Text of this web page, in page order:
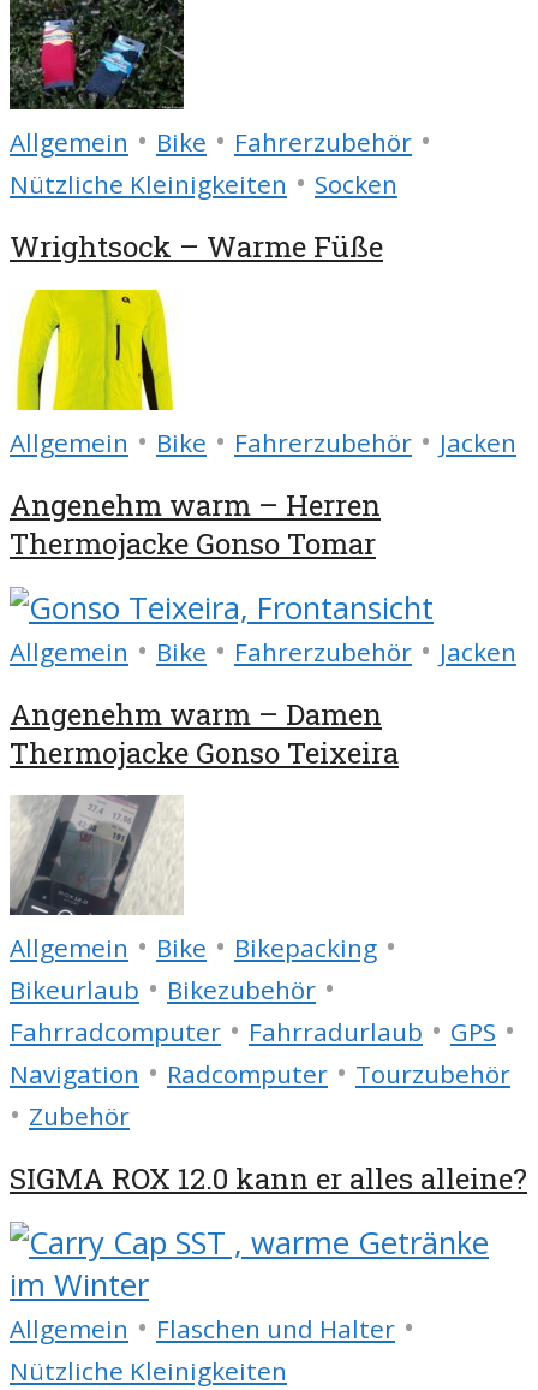
Allgemein • Bike • Fahrerzubehör •
Nützliche Kleinigkeiten • Socken
Wrightsock – Warme Füße
Allgemein • Bike • Fahrerzubehör • Jacken
Angenehm warm – Herren
Thermojacke Gonso Tomar
Allgemein • Bike • Fahrerzubehör • Jacken
Angenehm warm – Damen
Thermojacke Gonso Teixeira
Allgemein • Bike • Bikepacking •
Bikeurlaub • Bikezubehör •
Fahrradcomputer • Fahrradurlaub • GPS •
Navigation • Radcomputer • Tourzubehör
• Zubehör
SIGMA ROX 12.0 kann er alles alleine?
Allgemein • Flaschen und Halter •
Nützliche Kleinigkeiten